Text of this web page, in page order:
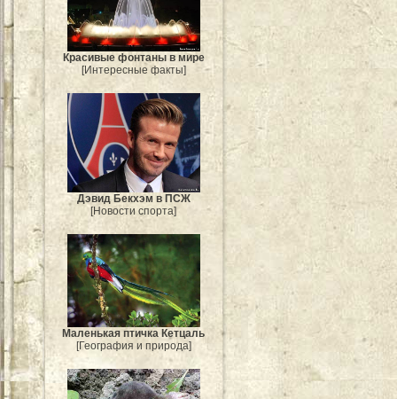
Красивые фонтаны в мире
[Интересные факты]
Дэвид Бекхэм в ПСЖ
[Новости спорта]
Маленькая птичка Кетцаль
[География и природа]